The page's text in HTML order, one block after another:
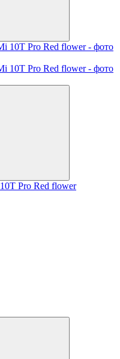
Pro Red flower